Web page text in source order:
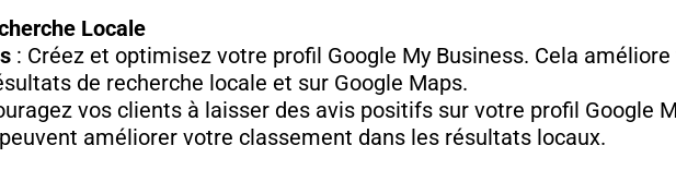
Locale
: Créez et optimisez votre profil Google My Business. Cela améliore
de recherche locale et sur Google Maps.
vos clients à laisser des avis positifs sur votre profil Google
améliorer votre classement dans les résultats locaux.